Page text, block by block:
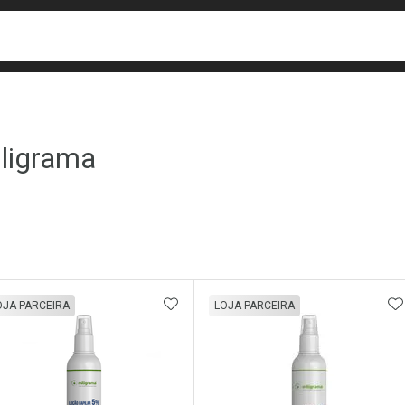
PARCEIRA ADICIONAR AOS FAVORITOS
LOJA PARCEIRA